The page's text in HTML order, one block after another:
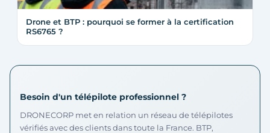
Drone et BTP : pourquoi se former à la certification
RS6765 ?
Besoin d'un télépilote professionnel ?
DRONECORP met en relation un réseau de télépilotes
vérifiés avec des clients dans toute la France. BTP,